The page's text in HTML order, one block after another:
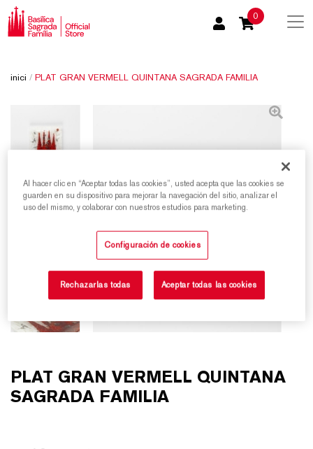
0
inici / PLAT GRAN VERMELL QUINTANA SAGRADA FAMILIA
PLAT GRAN VERMELL QUINTANA
SAGRADA FAMILIA
Al hacer clic en “Aceptar todas las cookies”, usted acepta que las cookies se
guarden en su dispositivo para mejorar la navegación del sitio, analizar el
uso del mismo, y colaborar con nuestros estudios para marketing.
Configuración de cookies
Rechazarlas todas Aceptar todas las cookies